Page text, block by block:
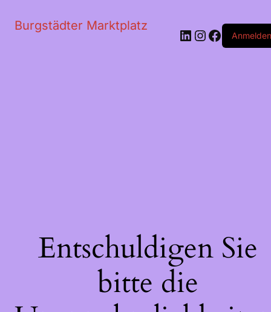
Burgstädter Marktplatz
LinkedIn
Instagram
Anmelden
Entschuldigen Sie
bitte die